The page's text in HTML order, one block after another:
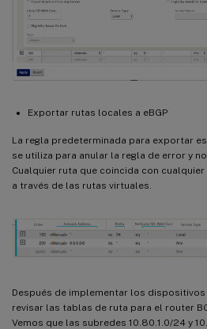
Exportar rutas locales a eBGP
La regla predeterminada para exportar
se utiliza para anular la regla de error y
Cualquier ruta que coincida con cualquier
a través de las rutas virtuales.
Después de implementar los dispositivos
revisar las tablas de ruta para el router
Vemos que las subredes 10.80.1.0/24 y